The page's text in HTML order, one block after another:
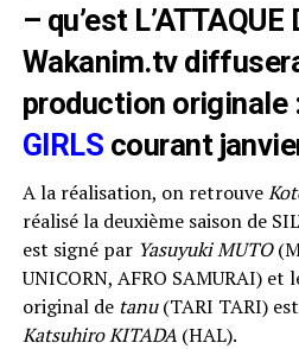
– qu’est
Wakanim.tv
production
GIRLS courant
A la réalisation, on retrouve
réalisé la deuxième saison de
est signé par Yasuyuki MUTO
UNICORN, AFRO SAMURAI) et
original de tanu(TARI TARI)
Katsuhiro KITADA(HAL).